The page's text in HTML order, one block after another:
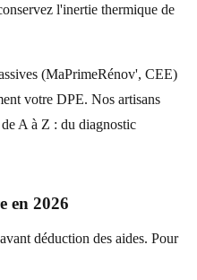
l'inertie thermique de
(MaPrimeRénov', CEE)
votre DPE. Nos artisans
A à Z : du diagnostic
en 2026
déduction des aides. Pour